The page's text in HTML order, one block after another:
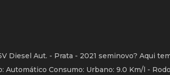
Diesel Aut. - Prata - 2021 seminovo? Aqui
Automático Consumo: Urbano: 9.0 Km/l -